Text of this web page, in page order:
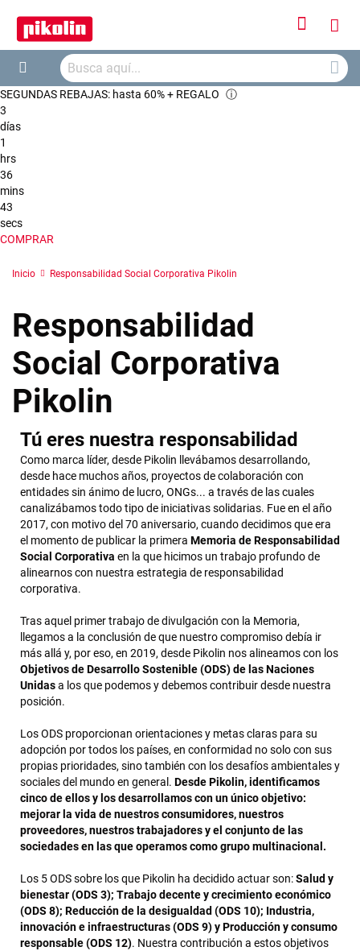
Iniciar
Buscar
SEGUNDAS REBAJAS: hasta 60% + REGALO ⓘ
3
días
1
hrs
36
mins
43
secs
COMPRAR
Inicio Responsabilidad Social Corporativa Pikolin
Responsabilidad
Social Corporativa
Pikolin
Tú eres nuestra responsabilidad
Como marca líder, desde Pikolin llevábamos desarrollando,
desde hace muchos años, proyectos de colaboración con
entidades sin ánimo de lucro, ONGs... a través de las cuales
canalizábamos todo tipo de iniciativas solidarias. Fue en el año
2017, con motivo del 70 aniversario, cuando decidimos que era
el momento de publicar la primera Memoria de Responsabilidad
Social Corporativa en la que hicimos un trabajo profundo de
alinearnos con nuestra estrategia de responsabilidad
corporativa.
Tras aquel primer trabajo de divulgación con la Memoria,
llegamos a la conclusión de que nuestro compromiso debía ir
más allá y, por eso, en 2019, desde Pikolin nos alineamos con los
Objetivos de Desarrollo Sostenible (ODS) de las Naciones
Unidasa los que podemos y debemos contribuir desde nuestra
posición.
Los ODS proporcionan orientaciones y metas claras para su
adopción por todos los países, en conformidad no solo con sus
propias prioridades, sino también con los desafíos ambientales y
sociales del mundo en general. Desde Pikolin, identificamos
cinco de ellos y los desarrollamos con un único objetivo:
mejorar la vida de nuestros consumidores, nuestros
proveedores, nuestros trabajadores y el conjunto de las
sociedades en las que operamos como grupo multinacional.
Los 5 ODS sobre los que Pikolin ha decidido actuar son:Salud y
bienestar (ODS 3); Trabajo decente y crecimiento económico
(ODS 8); Reducción de la desigualdad (ODS 10); Industria,
innovación e infraestructuras (ODS 9) y Producción y consumo
responsable (ODS 12). Nuestra contribución a estos objetivos